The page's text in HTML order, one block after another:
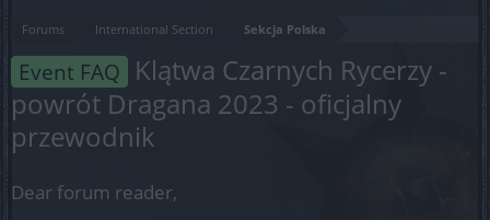
Forums International Section Sekcja Polska
Event FAQ Klątwa Czarnych Rycerzy -
powrót Dragana 2023 - oficjalny
przewodnik
Dear forum reader,